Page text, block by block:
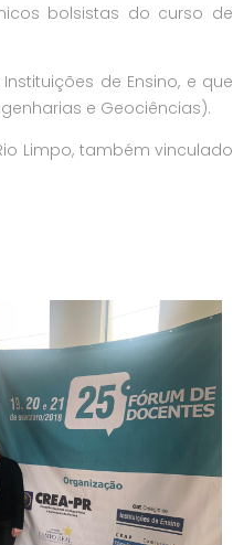
bolsistas do curso de
de Ensino, e que
e Geociências).
Limpo, também vinculado